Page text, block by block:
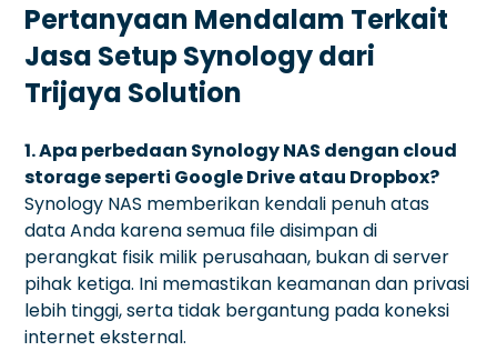
Pertanyaan Mendalam Terkait
Jasa Setup Synology dari
Trijaya Solution
1. Apa perbedaan Synology NAS dengan cloud
storage seperti Google Drive atau Dropbox?
Synology NAS memberikan kendali penuh atas
data Anda karena semua file disimpan di
perangkat fisik milik perusahaan, bukan di server
pihak ketiga. Ini memastikan keamanan dan privasi
lebih tinggi, serta tidak bergantung pada koneksi
internet eksternal.